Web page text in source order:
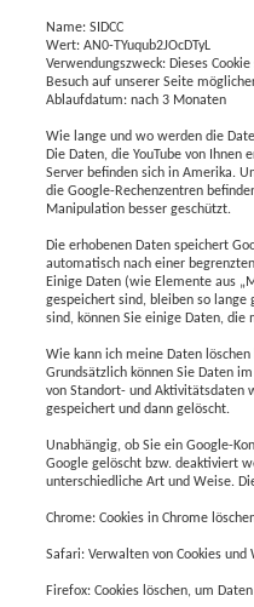
Name: SIDCC
Wert: AN0-TYuqub2JOcDTyL
Verwendungszweck: Dieses
Besuch auf unserer Seite
Ablaufdatum: nach 3 Monaten
Wie lange und wo werden die
Die Daten, die YouTube von
Server befinden sich in Amerika.
die Google-Rechenzentren
Manipulation besser geschützt.
Die erhobenen Daten speichert
automatisch nach einer
Einige Daten (wie Elemente aus
gespeichert sind, bleiben so lange
sind, können Sie einige Daten,
Wie kann ich meine Daten
Grundsätzlich können Sie Daten
von Standort- und Aktivitätsdaten
gespeichert und dann gelöscht.
Unabhängig, ob Sie ein Google-
Google gelöscht bzw. deaktiviert
unterschiedliche Art und Weise.
Chrome: Cookies in Chrome
Safari: Verwalten von Cookies
Firefox: Cookies löschen, um